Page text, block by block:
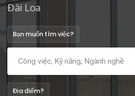
Đài Loan
Bạn muốn tìm việc?
Địa điểm?